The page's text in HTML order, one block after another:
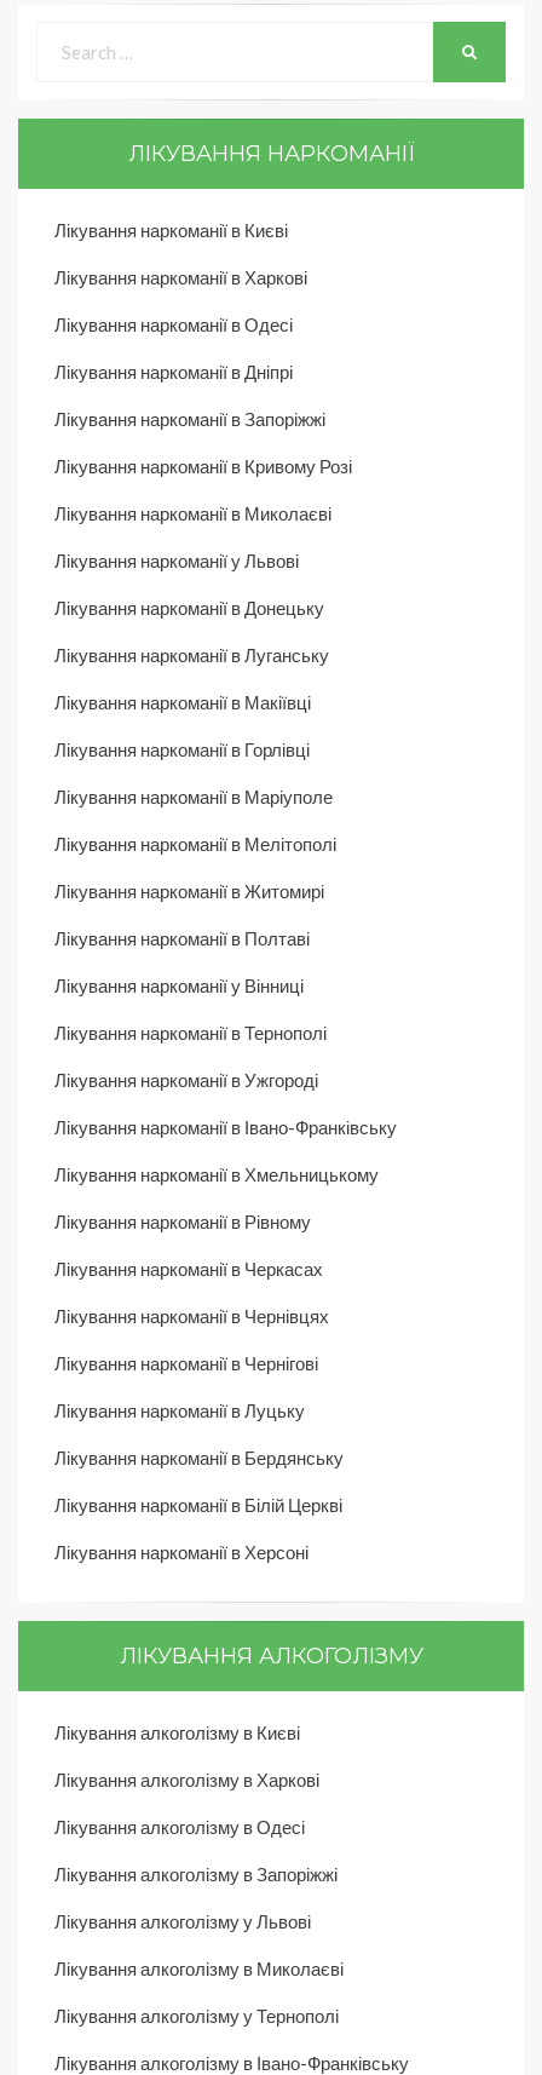
ЛІКУВАННЯ НАРКОМАНІЇ
Лікування наркоманії в Києві
Лікування наркоманії в Харкові
Лікування наркоманії в Одесі
Лікування наркоманії в Дніпрі
Лікування наркоманії в Запоріжжі
Лікування наркоманії в Кривому Розі
Лікування наркоманії в Миколаєві
Лікування наркоманії у Львові
Лікування наркоманії в Донецьку
Лікування наркоманії в Луганську
Лікування наркоманії в Макіївці
Лікування наркоманії в Горлівці
Лікування наркоманії в Маріуполе
Лікування наркоманії в Мелітополі
Лікування наркоманії в Житомирі
Лікування наркоманії в Полтаві
Лікування наркоманії у Вінниці
Лікування наркоманії в Тернополі
Лікування наркоманії в Ужгороді
Лікування наркоманії в Івано-Франківську
Лікування наркоманії в Хмельницькому
Лікування наркоманії в Рівному
Лікування наркоманії в Черкасах
Лікування наркоманії в Чернівцях
Лікування наркоманії в Чернігові
Лікування наркоманії в Луцьку
Лікування наркоманії в Бердянську
Лікування наркоманії в Білій Церкві
Лікування наркоманії в Херсоні
ЛІКУВАННЯ АЛКОГОЛІЗМУ
Лікування алкоголізму в Києві
Лікування алкоголізму в Харкові
Лікування алкоголізму в Одесі
Лікування алкоголізму в Запоріжжі
Лікування алкоголізму у Львові
Лікування алкоголізму в Миколаєві
Лікування алкоголізму у Тернополі
Лікування алкоголізму в Івано-Франківську